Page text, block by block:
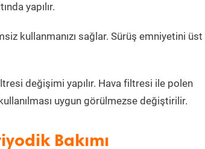
yapılır.
kullanmanızı sağlar. Sürüş emniyetini üst
değişimi yapılır. Hava filtresi ile polen
uygun görülmezse değiştirilir.
Bakımı